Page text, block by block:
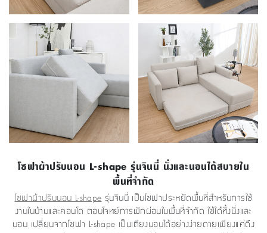
โซฟาผ้าปรับนอน L-shape รุ่นจินนี่ นั่งและนอนได้สบายใน
พื้นที่จำกัด
โซฟาผ้าปรับนอน L-shape รุ่นจินนี่ เป็นโซฟาประหยัดพื้นที่สำหรับการใช้
งานในบ้านและคอนโด ตอบโจทย์การพักผ่อนในพื้นที่จำกัด ใช้ได้ทั้งนั่งและ
นอน เปลี่ยนจากโซฟา L-shape เป็นเตียงนอนได้อย่างง่ายดายเพียงแค่ดึง